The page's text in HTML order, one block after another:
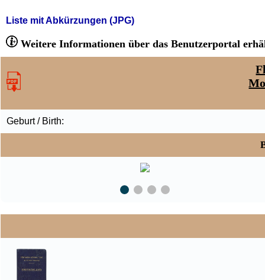
Liste mit Abkürzungen (JPG)
Weitere Informationen über das Benutzerportal
Geburt / Birth: